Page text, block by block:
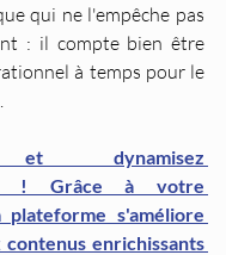
qui ne l'empêche pas
: il compte bien être
à temps pour le
et dynamisez
! Grâce à votre
s'améliore
enrichissants